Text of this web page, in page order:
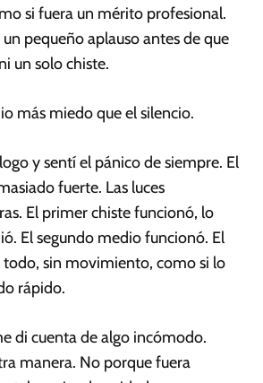
si fuera un mérito profesional.
pequeño aplauso antes de que
un solo chiste.
más miedo que el silencio.
y sentí el pánico de siempre. El
fuerte. Las luces
El primer chiste funcionó, lo
El segundo medio funcionó. El
sin movimiento, como si lo
rápido.
di cuenta de algo incómodo.
manera. No porque fuera